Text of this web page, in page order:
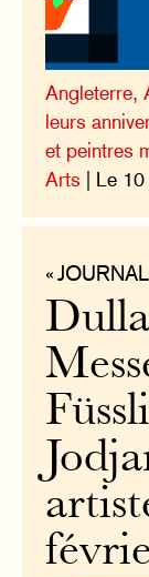
Angleterre,
leurs
et peintres
Arts | Le
«